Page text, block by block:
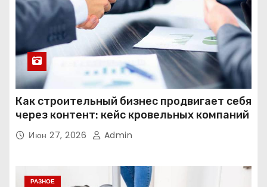
Как строительный бизнес продвигает себя
через контент: кейс кровельных компаний
Июн 27, 2026 Admin
РАЗНОЕ